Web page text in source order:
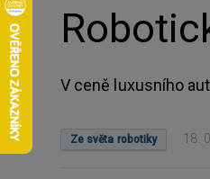
V ceně luxusního
Ze světa robotiky 18.